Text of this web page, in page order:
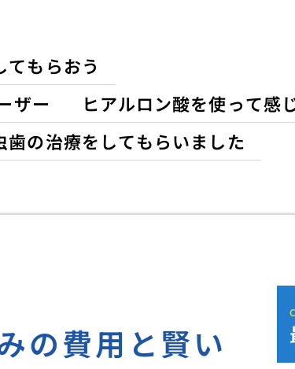
てもらおう
ザー
ヒアルロン酸を使って感
歯の治療をしてもらいました
の費用と賢い